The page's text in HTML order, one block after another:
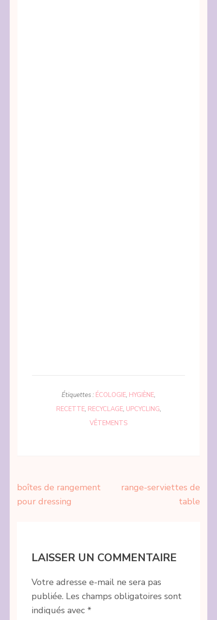
Étiquettes : ÉCOLOGIE, HYGIÈNE,
RECETTE, RECYCLAGE, UPCYCLING,
VÊTEMENTS
Navigation
de
boîtes de rangement
pour dressing
range-serviettes de
table
LAISSER UN COMMENTAIRE
Votre adresse e-mail ne sera pas
publiée. Les champs obligatoires sont
indiqués avec *